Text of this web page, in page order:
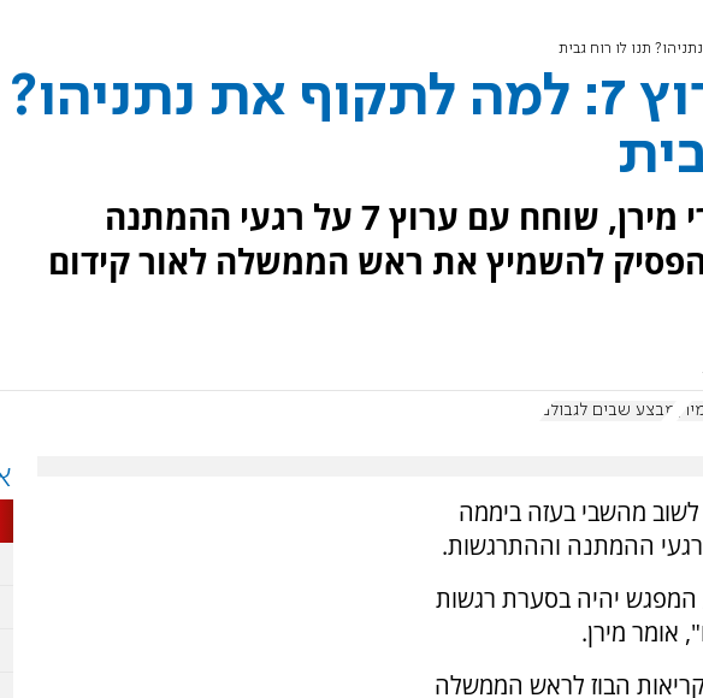
דני מירן לערוץ 7: למה לתקוף את נתניהו?
אביו של החטוף עמרי מירן, שוחח עם ערוץ 7 על רגעי ההמתנה
להשמיץ את ראש הממשלה לאור קידום
מבצע שבים לגבולם
לשוב מהשבי בעזה ביממה
המפגש יהיה בסערת רגשות
אומר מירן.
הבוז לראש הממשלה